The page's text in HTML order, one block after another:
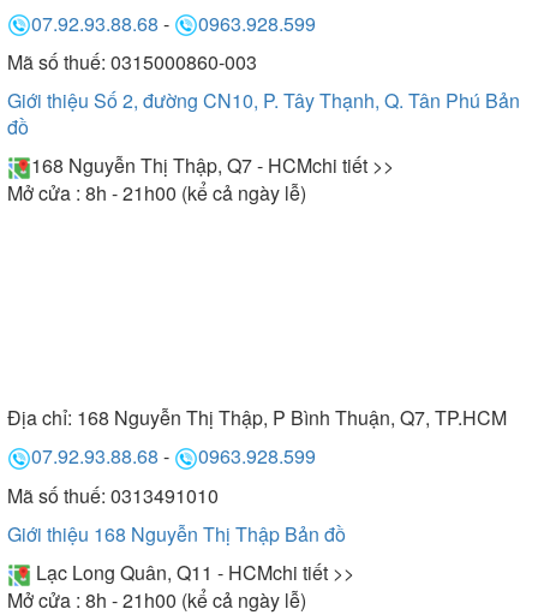
07.92.93.88.68 -
0963.928.599
Mã số thuế: 0315000860-003
Giới thiệu Số 2, đường CN10, P. Tây Thạnh, Q. Tân Phú Bản
đồ
168 Nguyễn Thị Thập, Q7 - HCMchi tiết >>
Mở cửa : 8h - 21h00 (kể cả ngày lễ)
Địa chỉ: 168 Nguyễn Thị Thập, P Bình Thuận, Q7, TP.HCM
07.92.93.88.68 -
0963.928.599
Mã số thuế: 0313491010
Giới thiệu 168 Nguyễn Thị Thập Bản đồ
Lạc Long Quân, Q11 - HCMchi tiết >>
Mở cửa : 8h - 21h00 (kể cả ngày lễ)